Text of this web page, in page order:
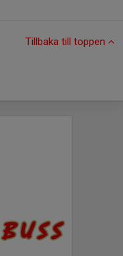
Tillbaka till toppen